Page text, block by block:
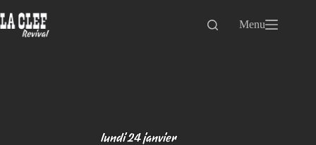
au
contenu
Menu
lundi 24 janvier